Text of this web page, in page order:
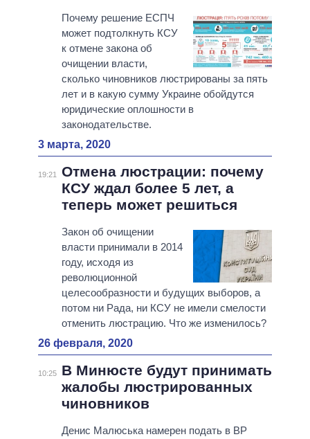
Почему решение ЕСПЧ
может подтолкнуть КСУ
к отмене закона об
очищении власти,
сколько чиновников люстрированы за пять
лет и в какую сумму Украине обойдутся
юридические оплошности в
законодательстве.
3 марта, 2020
19:21
Отмена люстрации: почему
КСУ ждал более 5 лет, а
теперь может решиться
Закон об очищении
власти принимали в 2014
году, исходя из
революционной
целесообразности и будущих выборов, а
потом ни Рада, ни КСУ не имели смелости
отменить люстрацию. Что же изменилось?
26 февраля, 2020
10:25
В Минюсте будут принимать
жалобы люстрированных
чиновников
Денис Малюська намерен подать в ВР